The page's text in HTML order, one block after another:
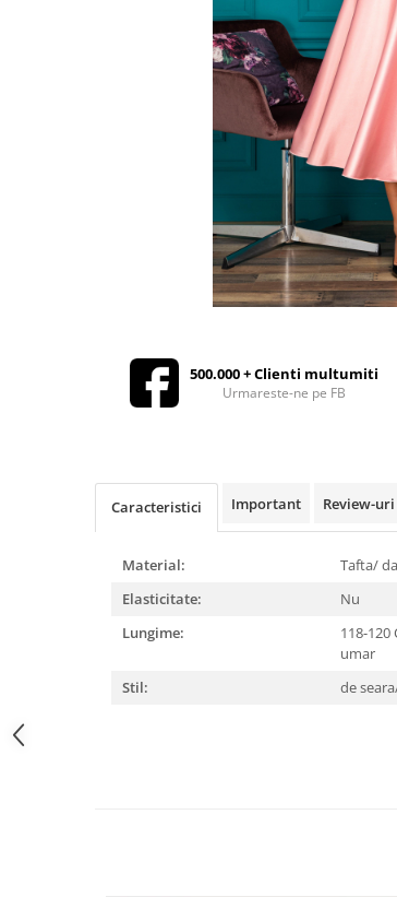
500.000 + Clienti multumiti
Urmareste-ne pe FB
Caracteristici Important Review-uri
Material:
Tafta/
Elasticitate:
Nu
Lungime:
118-
umar
Stil:
de